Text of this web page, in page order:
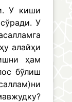
У киши
У
алайҳи
ҳам
бўлиш